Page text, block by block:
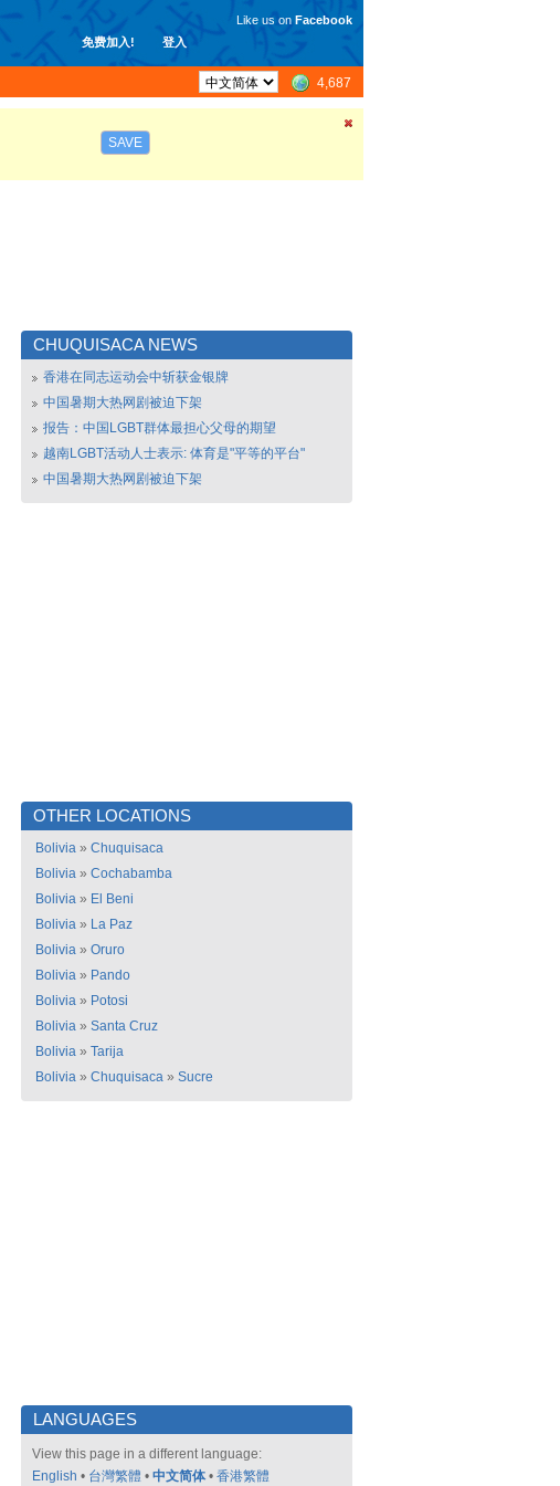
免费加入! 登入
Like us on Facebook
4,687
SAVE
CHUQUISACA NEWS
香港在同志运动会中斩获金银牌
中国暑期大热网剧被迫下架
报告：中国LGBT群体最担心父母的期望
越南LGBT活动人士表示: 体育是"平等的平台"
中国暑期大热网剧被迫下架
OTHER LOCATIONS
Bolivia » Chuquisaca
Bolivia » Cochabamba
Bolivia » El Beni
Bolivia » La Paz
Bolivia » Oruro
Bolivia » Pando
Bolivia » Potosi
Bolivia » Santa Cruz
Bolivia » Tarija
Bolivia » Chuquisaca » Sucre
LANGUAGES
View this page in a different language:
English • 台灣繁體 • 中文简体 • 香港繁體